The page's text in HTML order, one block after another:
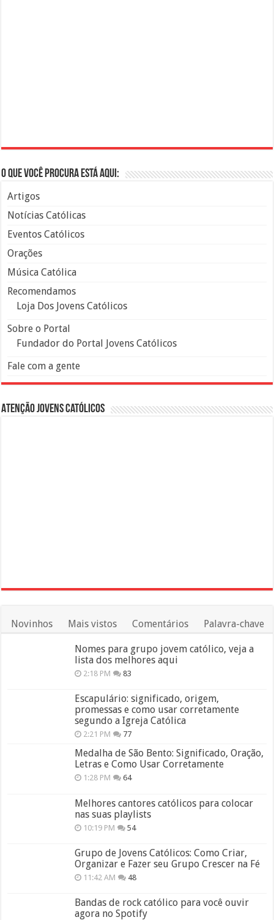
O que você procura está aqui:
Artigos
Notícias Católicas
Eventos Católicos
Orações
Música Católica
Recomendamos
Loja Dos Jovens Católicos
Sobre o Portal
Fundador do Portal Jovens Católicos
Fale com a gente
Atenção Jovens Católicos
Novinhos Mais vistos Comentários Palavra-chave
Nomes para grupo jovem católico, veja a
lista dos melhores aqui
2:18 PM 83
Escapulário: significado, origem,
promessas e como usar corretamente
segundo a Igreja Católica
2:21 PM 77
Medalha de São Bento: Significado, Oração,
Letras e Como Usar Corretamente
1:28 PM 64
Melhores cantores católicos para colocar
nas suas playlists
10:19 PM 54
Grupo de Jovens Católicos: Como Criar,
Organizar e Fazer seu Grupo Crescer na Fé
11:42 AM 48
Bandas de rock católico para você ouvir
agora no Spotify